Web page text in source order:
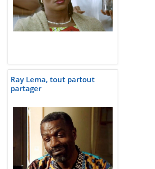
Ray Lema, tout partout
partager